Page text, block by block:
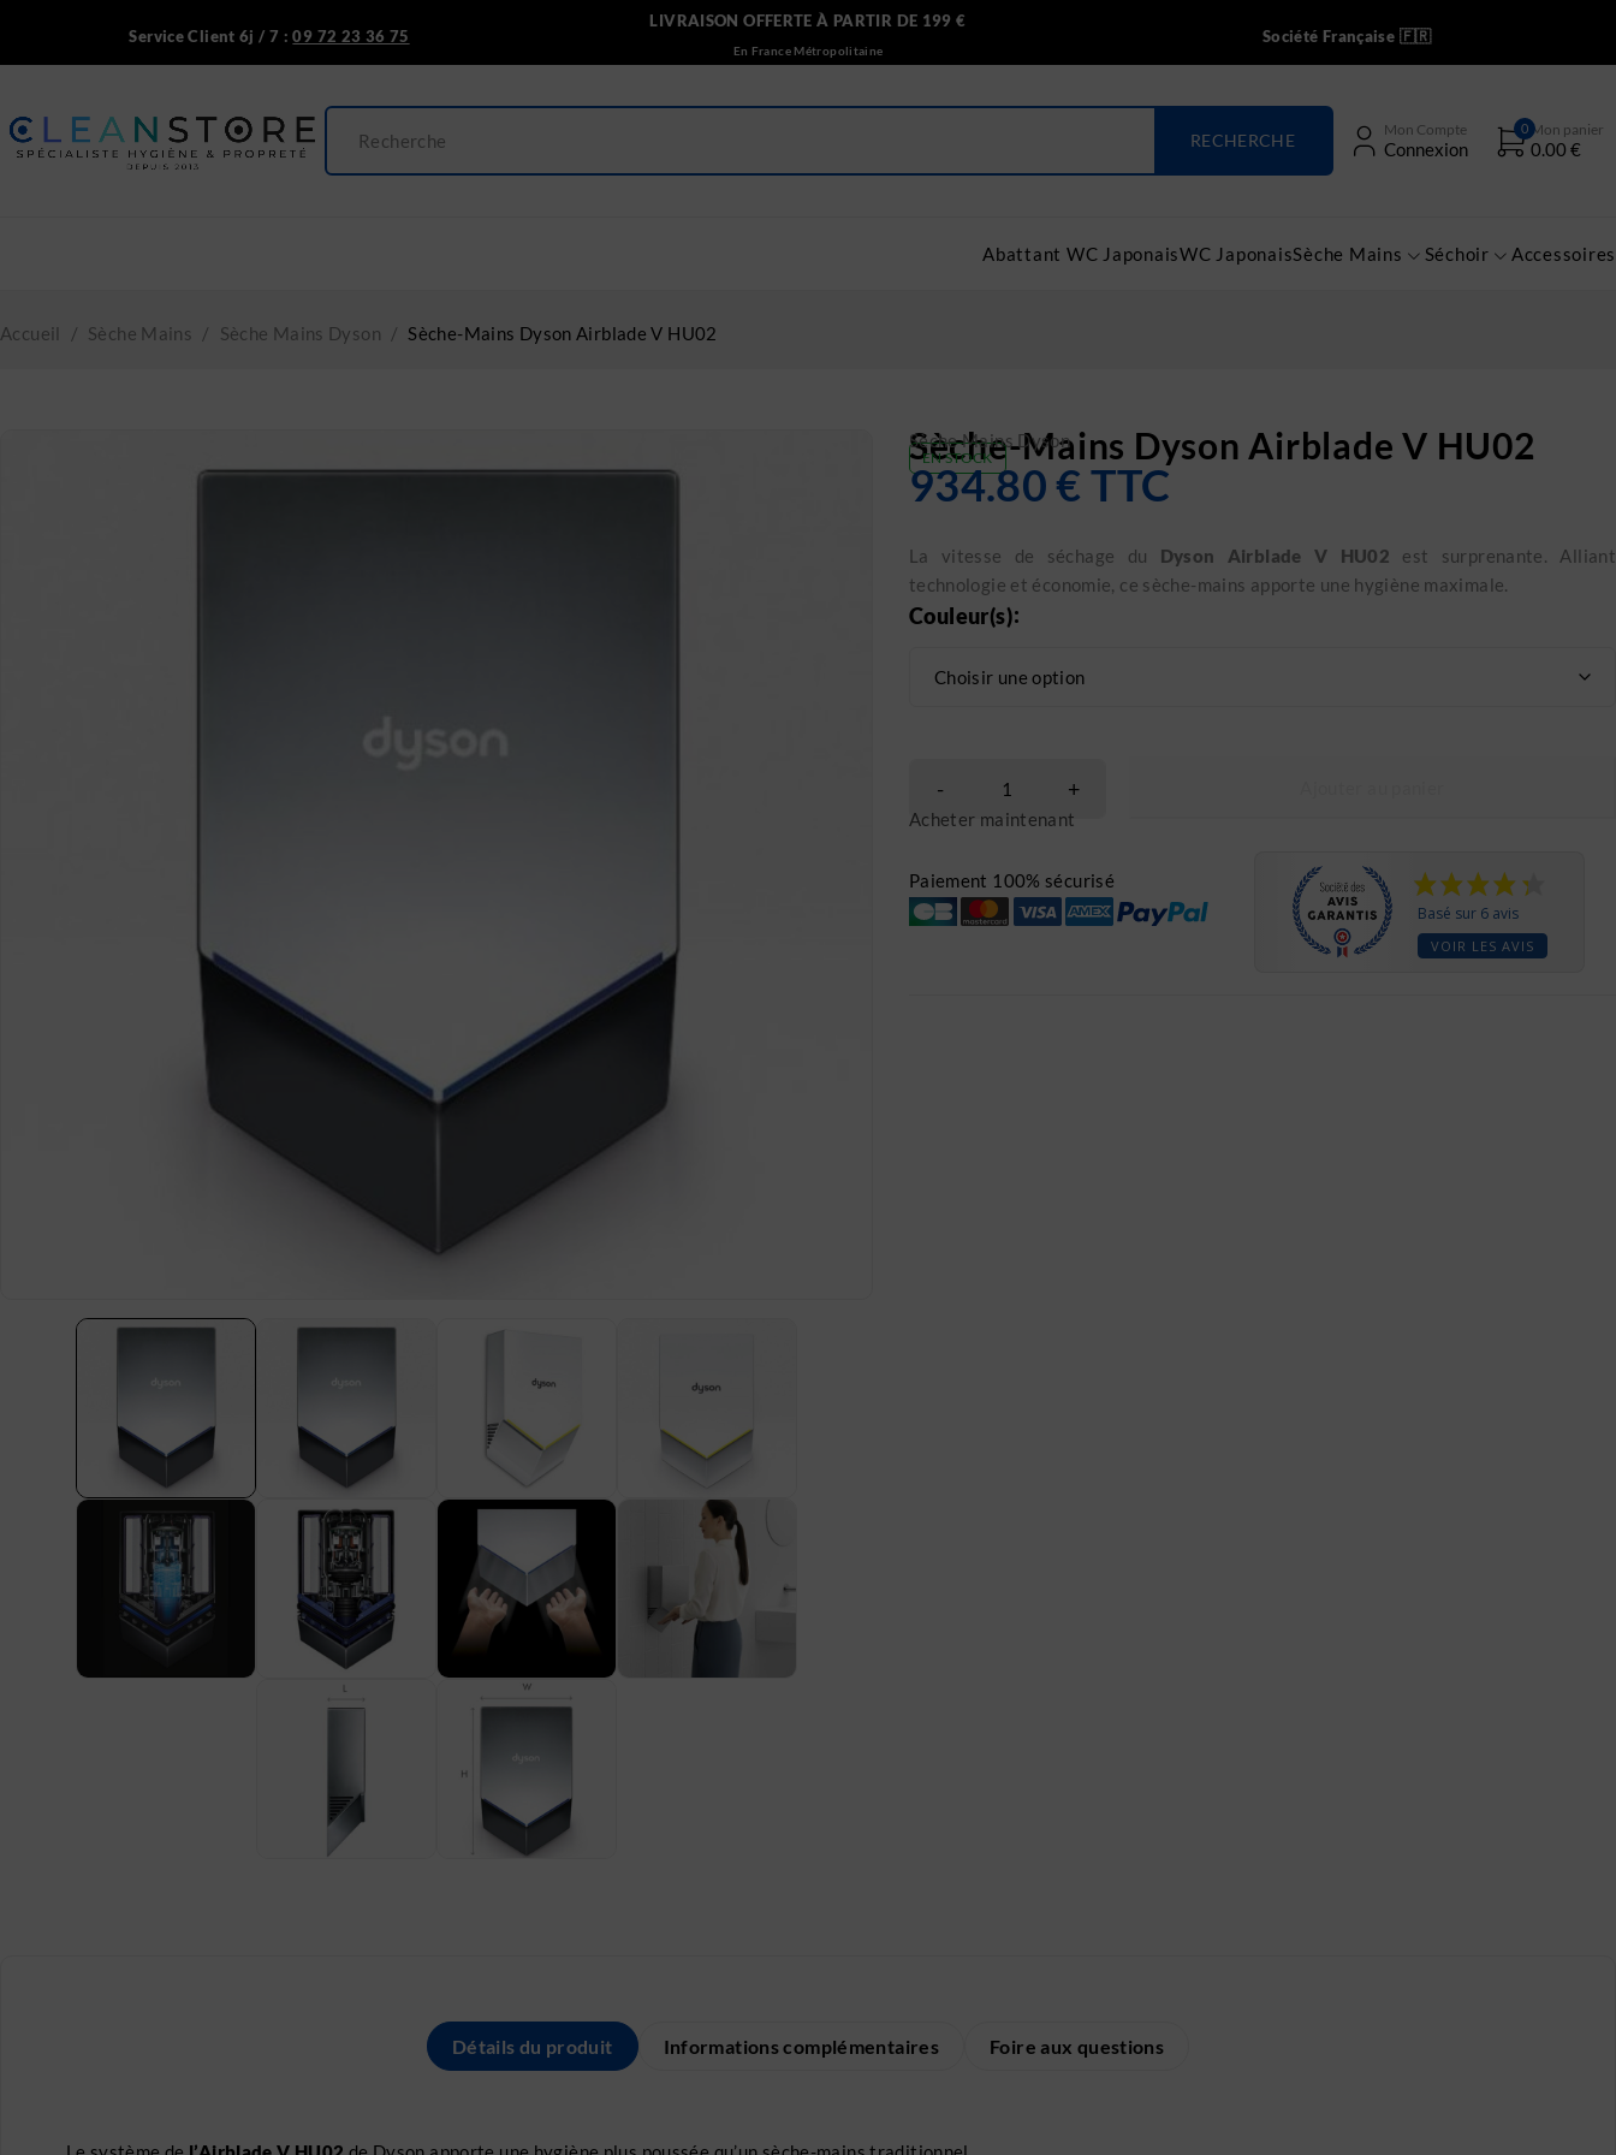
Service Client 6j / 7 :09 72 23 36 75
LIVRAISON OFFERTE À PARTIR DE 199 €
En France Métropolitaine
Société Française 🇫🇷
Mon Compte
Connexion
0 Mon panier
0.00 €
Abattant WC JaponaisWC JaponaisSèche Mains Séchoir Accessoires
Accueil / Sèche Mains / Sèche Mains Dyson / Sèche-Mains Dyson Airblade V HU02
Sèche Mains Dyson
Sèche-Mains Dyson Airblade V HU02
EN STOCK
934.80€ TTC
La vitesse de séchage du Dyson Airblade V HU02 est surprenante. Alliant
technologie et économie, ce sèche-mains apporte une hygiène maximale.
Couleur(s)
Acheter maintenant
Paiement 100% sécurisé
Basé sur 6 avis
VOIR LES AVIS
Détails du produit Informations complémentaires Foire aux questions